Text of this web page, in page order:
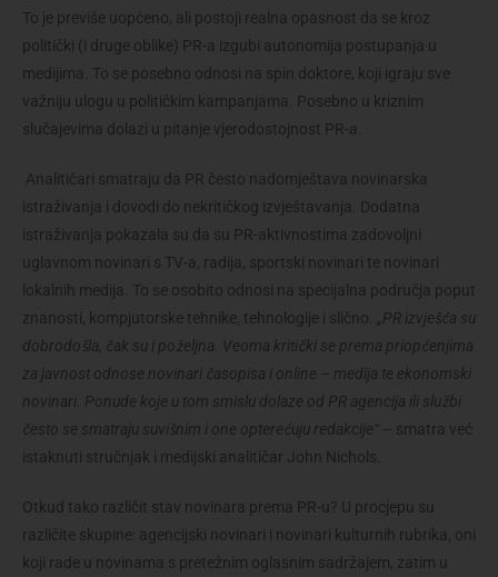
To je previše uopćeno, ali postoji realna opasnost da se kroz
politički (i druge oblike) PR-a izgubi autonomija postupanja u
medijima. To se posebno odnosi na spin doktore, koji igraju sve
važniju ulogu u političkim kampanjama. Posebno u kriznim
slučajevima dolazi u pitanje vjerodostojnost PR-a.
Analitičari smatraju da PR često nadomještava novinarska
istraživanja i dovodi do nekritičkog izvještavanja. Dodatna
istraživanja pokazala su da su PR-aktivnostima zadovoljni
uglavnom novinari s TV-a, radija, sportski novinari te novinari
lokalnih medija. To se osobito odnosi na specijalna područja poput
znanosti, kompjutorske tehnike, tehnologije i slično.
„PR izvješća su
dobrodošla, čak su i poželjna. Veoma kritički se prema priopćenjima
za javnost odnose novinari časopisa i online – medija te ekonomski
novinari. Ponude koje u tom smislu dolaze od PR agencija ili službi
često se smatraju suvišnim i one opterećuju redakcije“ – smatra već
istaknuti stručnjak i medijski analitičar John Nichols.
Otkud tako različit stav novinara prema PR-u? U procjepu su
različite skupine: agencijski novinari i novinari kulturnih rubrika, oni
koji rade u novinama s pretežnim oglasnim sadržajem, zatim u